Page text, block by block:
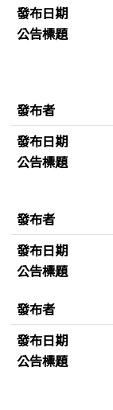
發布日期
公告標題
發布者
發布日期
公告標題
發布者
發布日期
公告標題
發布者
發布日期
公告標題